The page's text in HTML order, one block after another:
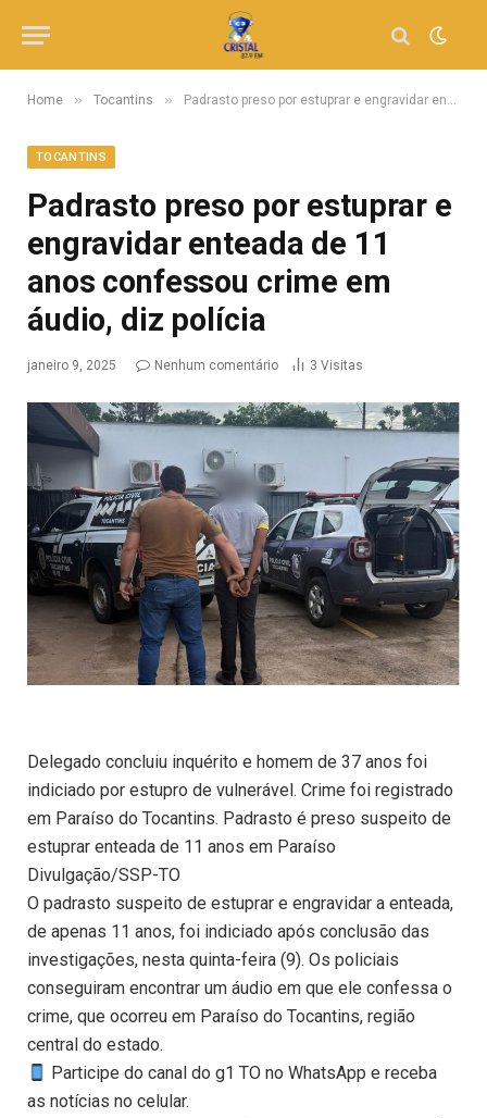
Home » Tocantins » Padrasto preso por estuprar e engravidar enteada de 11 anos confessou crime em áudio, diz polícia
TOCANTINS
Padrasto preso por estuprar e
engravidar enteada de 11
anos confessou crime em
áudio, diz polícia
janeiro 9, 2025 Nenhum comentário 3 Visitas
Delegado concluiu inquérito e homem de 37 anos foi
indiciado por estupro de vulnerável. Crime foi registrado
em Paraíso do Tocantins. Padrasto é preso suspeito de
estuprar enteada de 11 anos em Paraíso
Divulgação/SSP-TO
O padrasto suspeito de estuprar e engravidar a enteada,
de apenas 11 anos, foi indiciado após conclusão das
investigações, nesta quinta-feira (9). Os policiais
conseguiram encontrar um áudio em que ele confessa o
crime, que ocorreu em Paraíso do Tocantins, região
central do estado.
Participe do canal do g1 TO no WhatsApp e receba
as notícias no celular.